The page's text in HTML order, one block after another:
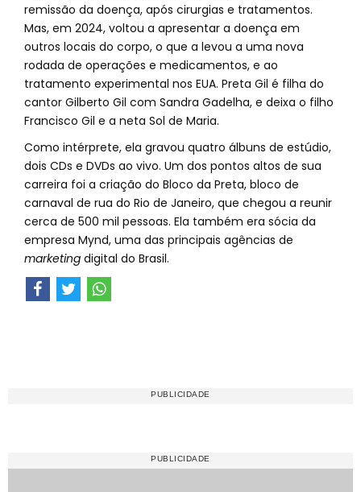
remissão da doença, após cirurgias e tratamentos.
Mas, em 2024, voltou a apresentar a doença em
outros locais do corpo, o que a levou a uma nova
rodada de operações e medicamentos, e ao
tratamento experimental nos EUA. Preta Gil é filha do
cantor Gilberto Gil com Sandra Gadelha, e deixa o filho
Francisco Gil e a neta Sol de Maria.
Como intérprete, ela gravou quatro álbuns de estúdio,
dois CDs e DVDs ao vivo. Um dos pontos altos de sua
carreira foi a criação do Bloco da Preta, bloco de
carnaval de rua do Rio de Janeiro, que chegou a reunir
cerca de 500 mil pessoas. Ela também era sócia da
empresa Mynd, uma das principais agências de
marketing digital do Brasil.